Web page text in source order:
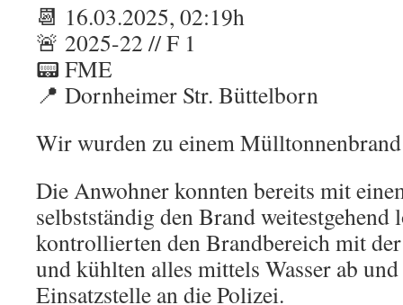
📆 16.03.2025, 02:19h
🚨 2025-22 // F 1
📟 FME
📍 Dornheimer Str. Büttelborn
Wir wurden zu einem
Die Anwohner konnten bereits mit
selbstständig den Brand weitestgehend
kontrollierten den Brandbereich mit
und kühlten alles mittels Wasser ab
Einsatzstelle an die Polizei.